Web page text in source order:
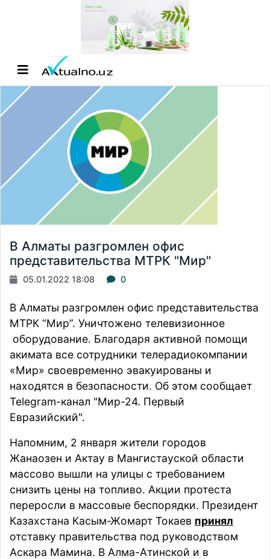
В Алматы разгромлен офис
представительства МТРК "Мир"
05.01.2022 18:08 0
В Алматы разгромлен офис представительства
МТРК “Мир”. Уничтожено телевизионное
оборудование. Благодаря активной помощи
акимата все сотрудники телерадиокомпании
«Мир» своевременно эвакуированы и
находятся в безопасности. Об этом сообщает
Telegram-канал "Мир-24. Первый
Евразийский".
Напомним, 2 января жители городов
Жанаозен и Актау в Мангистауской области
массово вышли на улицы с требованием
снизить цены на топливо. Акции протеста
переросли в массовые беспорядки. Президент
Казахстана Касым-Жомарт Токаев принял
отставку правительства под руководством
Аскара Мамина. В Алма-Атинской и в